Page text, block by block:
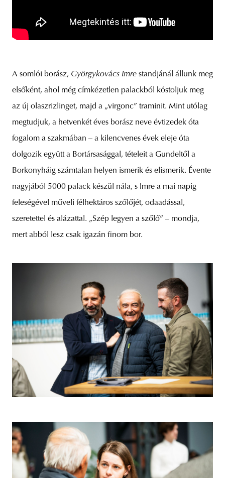
A somlói borász, Györgykovács Imre standjánál állunk meg
elsőként, ahol még címkézetlen palackból kóstoljuk meg
az új olaszrizlinget, majd a „virgonc” traminit. Mint utólag
megtudjuk, a hetvenkét éves borász neve évtizedek óta
fogalom a szakmában – a kilencvenes évek eleje óta
dolgozik együtt a Bortársasággal, tételeit a Gundeltől a
Borkonyháig számtalan helyen ismerik és elismerik. Évente
nagyjából 5000 palack készül nála, s Imre a mai napig
feleségével műveli félhektáros szőlőjét, odaadással,
szeretettel és alázattal. „Szép legyen a szőlő” – mondja,
mert abból lesz csak igazán finom bor.